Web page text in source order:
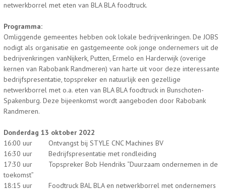
netwerkborrel met eten van BLA BLA foodtruck.
Programma:
Omliggende gemeentes hebben ook lokale bedrijvenkringen. De JOBS
nodigt als organisatie en gastgemeente ook jonge ondernemers uit de
bedrijvenkringen vanNijkerk, Putten, Ermelo en Harderwijk (overige
kernen van Rabobank Randmeren) van harte uit voor deze interessante
bedrijfspresentatie, topspreker en natuurlijk een gezellige
netwerkborrel met o.a. eten van BLA BLA foodtruck in Bunschoten-
Spakenburg. Deze bijeenkomst wordt aangeboden door Rabobank
Randmeren.
Donderdag 13 oktober 2022
16:00 uur Ontvangst bij STYLE CNC Machines BV
16:30 uur Bedrijfspresentatie met rondleiding
17:30 uur Topspreker Bob Hendriks “Duurzaam ondernemen in de
toekomst”
18:15 uur Foodtruck BAL BLA en netwerkborrel met ondernemers